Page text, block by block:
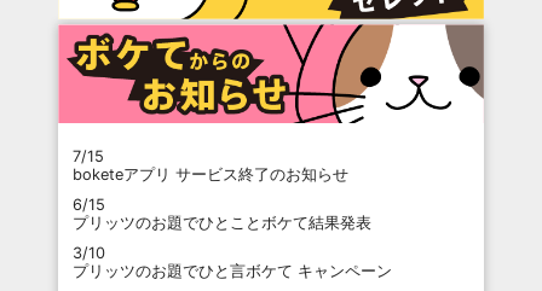
7/15
boketeアプリ サービス終了のお知らせ
6/15
プリッツのお題でひとことボケて結果発表
3/10
プリッツのお題でひと言ボケて キャンペーン